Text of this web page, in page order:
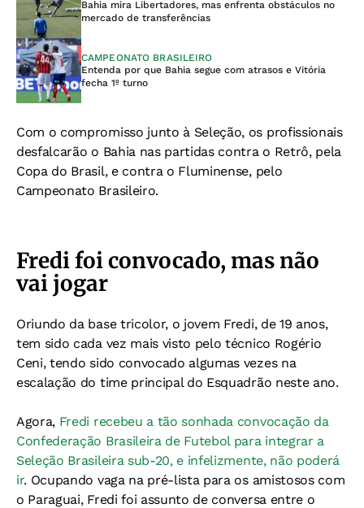
Bahia mira Libertadores, mas enfrenta obstáculos no
mercado de transferências
CAMPEONATO BRASILEIRO
Entenda por que Bahia segue com atrasos e Vitória
fecha 1º turno
Com o compromisso junto à Seleção, os profissionais
desfalcarão o Bahia nas partidas contra o Retrô, pela
Copa do Brasil, e contra o Fluminense, pelo
Campeonato Brasileiro.
Fredi foi convocado, mas não
vai jogar
Oriundo da base tricolor, o jovem Fredi, de 19 anos,
tem sido cada vez mais visto pelo técnico Rogério
Ceni, tendo sido convocado algumas vezes na
escalação do time principal do Esquadrão neste ano.
Agora, Fredi recebeu a tão sonhada convocação da
Confederação Brasileira de Futebol para integrar a
Seleção Brasileira sub-20, e infelizmente, não poderá
ir. Ocupando vaga na pré-lista para os amistosos com
o Paraguai, Fredi foi assunto de conversa entre o